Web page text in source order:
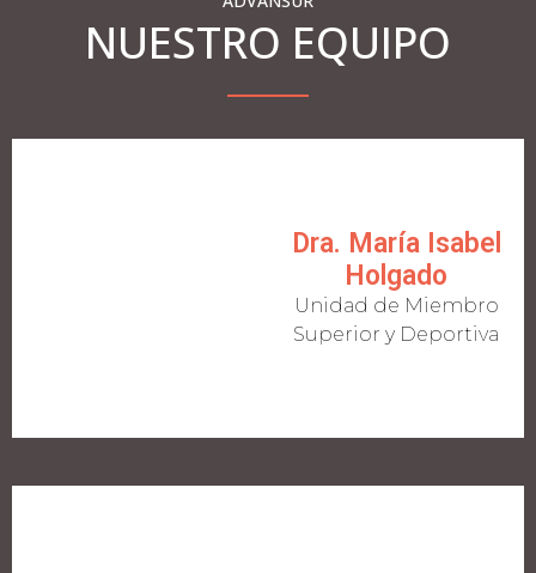
NUESTRO EQUIPO
Dra. María Isabel
Holgado​
Unidad de Miembro
Superior y Deportiva